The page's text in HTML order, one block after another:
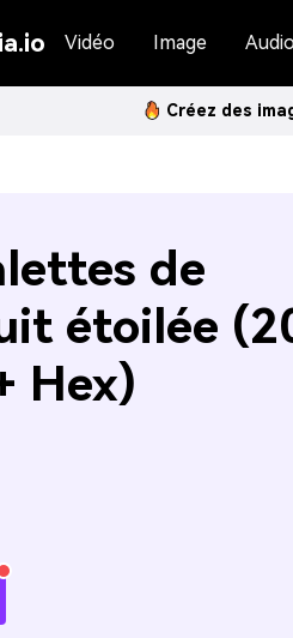
Vidéo Image Audio
Créez des
de
étoilée
Hex)